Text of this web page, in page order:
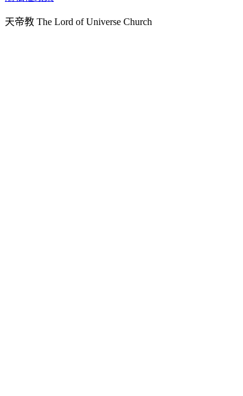
天人炁功院
天帝教 The Lord of Universe Church